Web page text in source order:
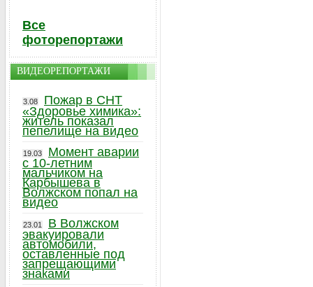
Все
фоторепортажи
ВИДЕОРЕПОРТАЖИ
3.08
Пожар в СНТ
«Здоровье химика»:
житель показал
пепелище на видео
19.03
Момент аварии
с 10-летним
мальчиком на
Карбышева в
Волжском попал на
видео
23.01
В Волжском
эвакуировали
автомобили,
оставленные под
запрещающими
знаками